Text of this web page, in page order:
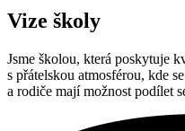
Vize školy
Jsme školou, která poskytuje
s přátelskou atmosférou, kde
a rodiče mají možnost podílet